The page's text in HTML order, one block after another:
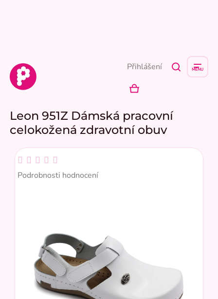
Přihlášení
NÁKUPNÍ
Leon 951Z Dámská pracovní
celokožená zdravotní obuv
Průměrné
hodnocení
hvězdiček.
Podrobnosti hodnocení